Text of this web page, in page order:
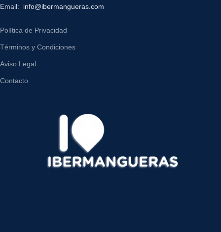
Email: info@ibermangueras.com
Política de Privacidad
Términos y Condiciones
Aviso Legal
Contacto